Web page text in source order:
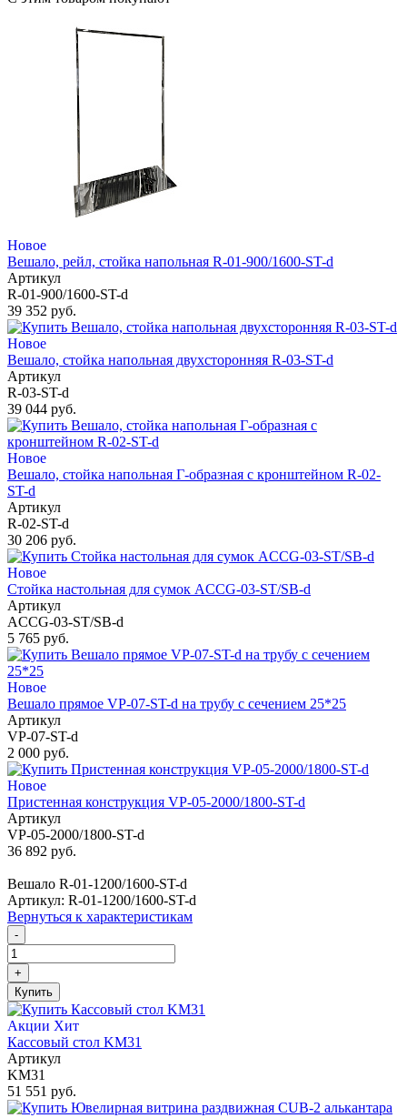
Новое
Вешало, рейл, стойка напольная R-01-900/1600-ST-d
Артикул
R-01-900/1600-ST-d
39 352 руб.
Новое
Вешало, стойка напольная двухсторонняя R-03-ST-d
Артикул
R-03-ST-d
39 044 руб.
Новое
Вешало, стойка напольная Г-образная с кронштейном R-02-
ST-d
Артикул
R-02-ST-d
30 206 руб.
Новое
Стойка настольная для сумок ACCG-03-ST/SB-d
Артикул
ACCG-03-ST/SB-d
5 765 руб.
Новое
Вешало прямое VP-07-ST-d на трубу с сечением 25*25
Артикул
VP-07-ST-d
2 000 руб.
Новое
Пристенная конструкция VP-05-2000/1800-ST-d
Артикул
VP-05-2000/1800-ST-d
36 892 руб.
Вешало R-01-1200/1600-ST-d
Артикул: R-01-1200/1600-ST-d
Вернуться к характеристикам
-
+
Купить
Акции Хит
Кассовый стол KM31
Артикул
KM31
51 551 руб.